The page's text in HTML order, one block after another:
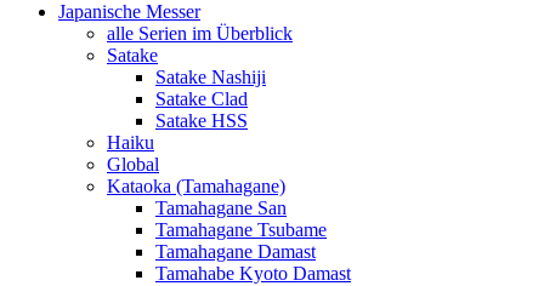
Japanische Messer
alle Serien im Überblick
Satake
Satake Nashiji
Satake Clad
Satake HSS
Haiku
Global
Kataoka (Tamahagane)
Tamahagane San
Tamahagane Tsubame
Tamahagane Damast
Tamahabe Kyoto Damast